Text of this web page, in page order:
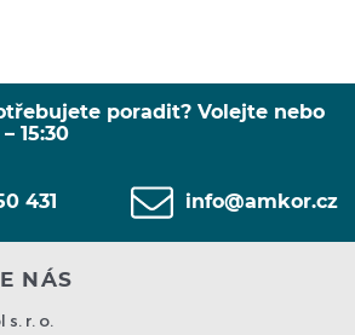
poradit? Volejte nebo
15:30
431 info@amkor.cz
NÁS
s. r. o.